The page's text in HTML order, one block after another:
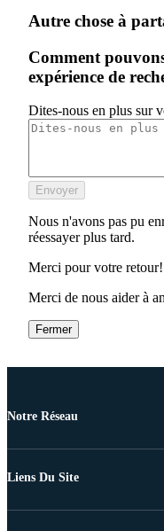
Autre chose à
Comment
expérience de
Dites-nous en plus sur
Envoyer
Nous n'avons pas pu
réessayer plus tard.
Merci pour votre retour!
Merci de nous aider à
Fermer
Notre Réseau
Liens Du Site